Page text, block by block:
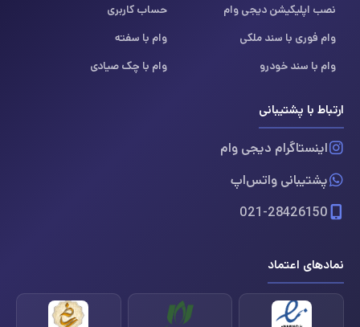
نصب اپلیکیشن دیجی وام
حساب کاربری
وام فوری با سند ملکی
وام با سفته
وام با سند خودرو
وام با چک صیادی
ارتباط با پشتیبانی
اینستاگرام دیجی وام
پشتیبانی واتس‌اپ
021-28426150
نمادهای اعتماد